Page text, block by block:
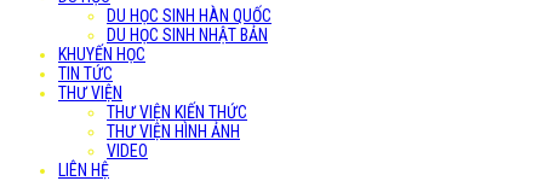
DU HỌC SINH HÀN QUỐC
DU HỌC SINH NHẬT BẢN
KHUYẾN HỌC
TIN TỨC
THƯ VIỆN
THƯ VIỆN KIẾN THỨC
THƯ VIỆN HÌNH ẢNH
VIDEO
LIÊN HỆ